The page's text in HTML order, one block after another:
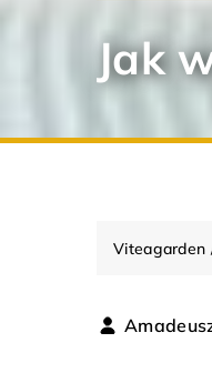
Jak
Viteagarden
ARANŻACJA WNĘTRZ